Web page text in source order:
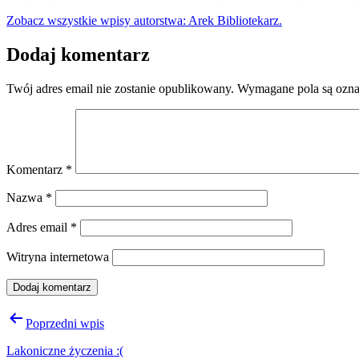
Zobacz wszystkie wpisy autorstwa: Arek Bibliotekarz.
Dodaj komentarz
Twój adres email nie zostanie opublikowany. Wymagane pola są
Komentarz *
Nazwa *
Adres email *
Witryna internetowa
Nawigacja
Poprzedni wpis
Lakoniczne życzenia :(